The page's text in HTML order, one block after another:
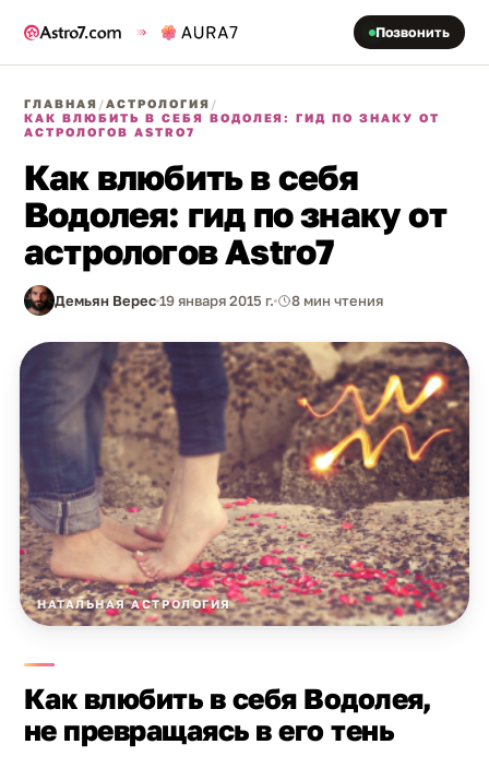
Позвонить
ГЛАВНАЯ /АСТРОЛОГИЯ /
КАК ВЛЮБИТЬ В СЕБЯ ВОДОЛЕЯ: ГИД ПО ЗНАКУ ОТ
АСТРОЛОГОВ ASTRO7
Как влюбить в себя
Водолея: гид по знаку от
астрологов Astro7
Демьян Верес19 января 2015 г. 8 мин чтения
НАТАЛЬНАЯ АСТРОЛОГИЯ
Как влюбить в себя Водолея,
не превращаясь в его тень